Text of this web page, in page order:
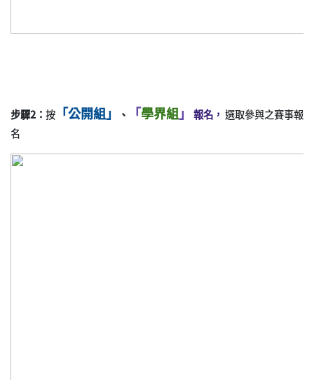
步驟2： 按 「公開組」 、 「學界組」 報名， 選取參與之賽事報
名